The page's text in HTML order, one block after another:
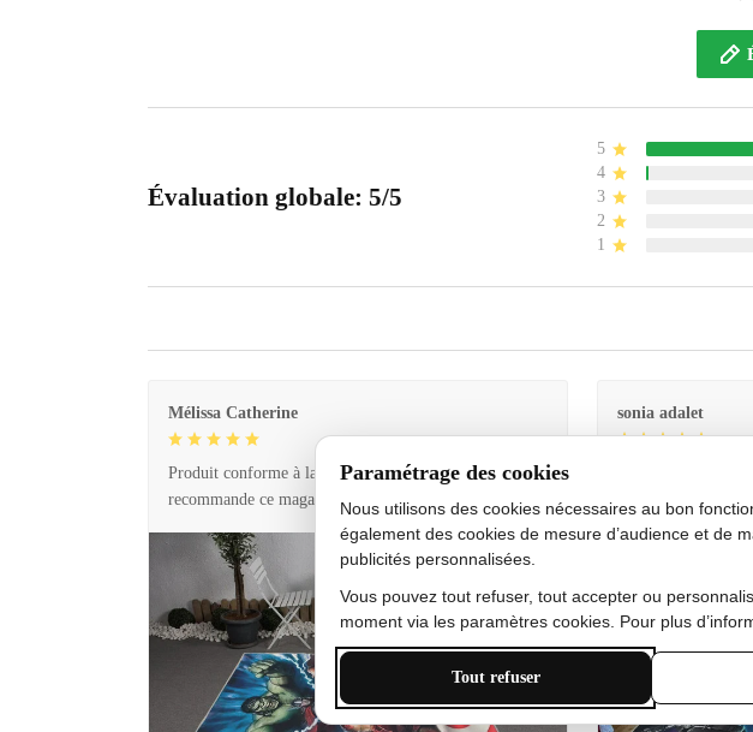
Évaluation globale: 5/5
5
4
3
2
1
Mélissa Catherine
Produit conforme à la description et livraison rapide. Je
recommande ce magasin !
sonia adalet
bon état doux
Paramétrage des cookies
Nous utilisons des cookies nécessaires au bon
également des cookies de mesure d’audience et de
publicités personnalisées.
Vous pouvez tout refuser, tout accepter ou
moment via les paramètres cookies. Pour plus
Tout refuser